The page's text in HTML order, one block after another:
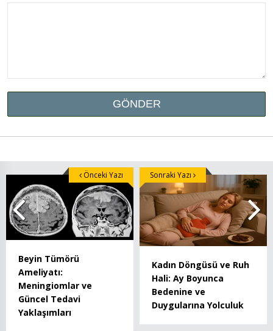
Beyin Tümörü
Ameliyatı:
Meningiomlar ve
Güncel Tedavi
Yaklaşımları
Önceki Yazı
Kadın Döngüsü ve Ruh
Hali: Ay Boyunca
Bedenine ve
Duygularına Yolculuk
Sonraki Yazı